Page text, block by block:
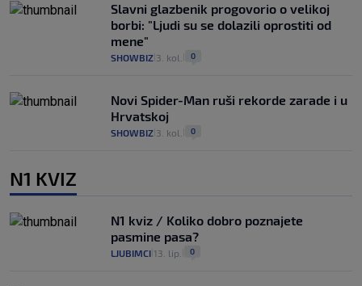
Slavni glazbenik progovorio o velikoj
borbi: "Ljudi su se dolazili oprostiti od
mene"
SHOWBIZ 3. kol. 0
Novi Spider-Man ruši rekorde zarade i u
Hrvatskoj
SHOWBIZ 3. kol. 0
N1 KVIZ
N1 kviz / Koliko dobro poznajete
pasmine pasa?
LJUBIMCI 13. lip. 0